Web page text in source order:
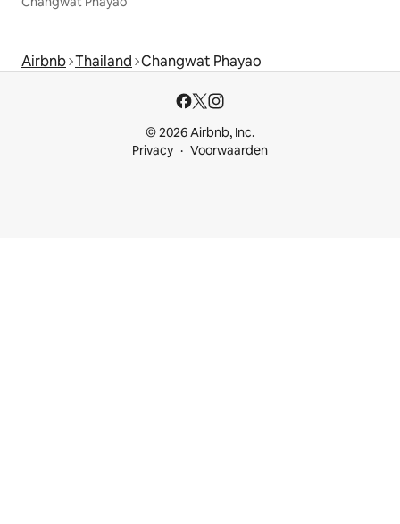
Airbnb Thailand Changwat Phayao
© 2026 Airbnb, Inc.
Privacy
Voorwaarden